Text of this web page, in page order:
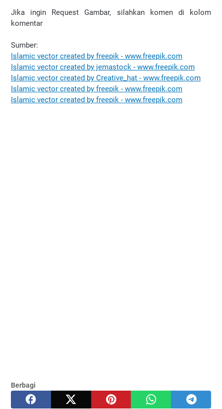
Jika ingin Request Gambar, silahkan komen di kolom
komentar
Sumber:
Islamic vector created by freepik - www.freepik.com
Islamic vector created by jemastock - www.freepik.com
Islamic vector created by Creative_hat - www.freepik.com
Islamic vector created by freepik - www.freepik.com
Islamic vector created by freepik - www.freepik.com
Berbagi